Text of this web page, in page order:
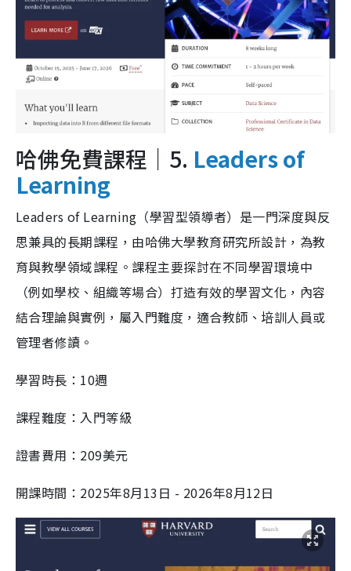
哈佛免費課程｜5. Leaders of
Learning
Leaders of Learning（學習型領導者）是一門深度與反
思兼具的長期課程，由哈佛大學教育研究所設計，為教
育與教學領域課程。課程主要探討在不同學習環境中
（例如學校、組織等場合）打造有效的學習文化，內容
結合理論與實例，屬入門難度，適合教師、培訓人員或
管理者修讀。
學習時長：10週
課程難度：入門等級
證書費用：209美元
開課時間：2025年8月13日 - 2026年8月12日